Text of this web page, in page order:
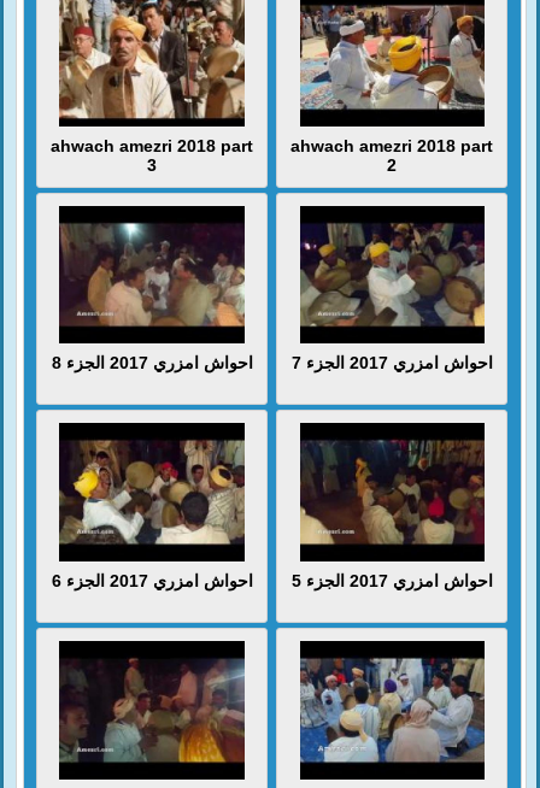
ahwach amezri 2018 part
3
ahwach amezri 2018 part
2
احواش امزري 2017 الجزء 8 احواش امزري 2017 الجزء 7
احواش امزري 2017 الجزء 6 احواش امزري 2017 الجزء 5